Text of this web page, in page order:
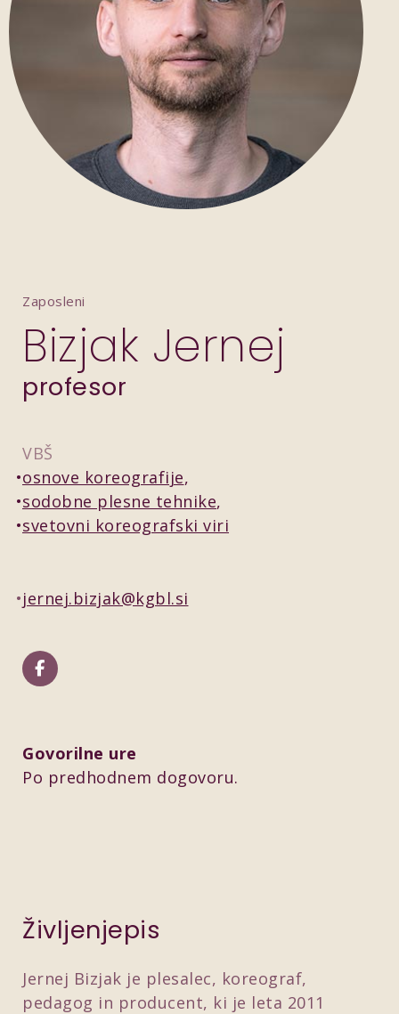
Zaposleni
Bizjak Jernej
profesor
VBŠ
osnove koreografije
sodobne plesne tehnike
svetovni koreografski viri
jernej.bizjak@kgbl.si
Govorilne ure
Po predhodnem dogovoru.
Življenjepis
Jernej Bizjak je plesalec, koreograf,
pedagog in producent, ki je leta 2011